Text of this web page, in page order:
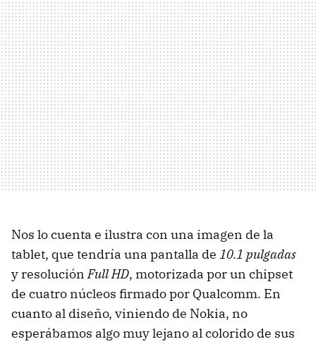
Nos lo cuenta e ilustra con una imagen de la
tablet, que tendría una pantalla de 10.1 pulgadas
y resoluciónFull HD, motorizada por un chipset
de cuatro núcleos firmado por Qualcomm. En
cuanto al diseño, viniendo de Nokia, no
esperábamos algo muy lejano al colorido de sus